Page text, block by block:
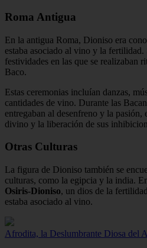
Roma Antigua
En la antigua Roma, Dioniso era
estaba asociado al vino y la fertilidad.
festividades en las que se realizaban
Baco.
Estas ceremonias incluían danzas,
cantidades de vino. Durante las
entregaban al desenfreno y la
divino y la liberación de sus
Otras Culturas
La figura de Dioniso también se
culturas, como la egipcia y la india.
Osiris-Dioniso, un dios de la
estaba asociado al vino.
Afrodita, la Deslumbrante Diosa del